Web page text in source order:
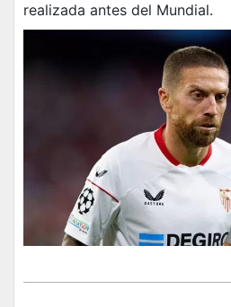
realizada antes del Mundial.